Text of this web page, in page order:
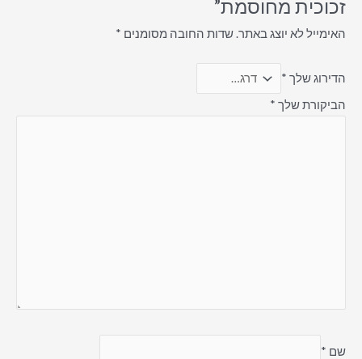
זכוכית מחוסמת”
האימייל לא יוצג באתר.שדות החובה מסומנים *
הדירוג שלך *
הביקורת שלך *
שם *